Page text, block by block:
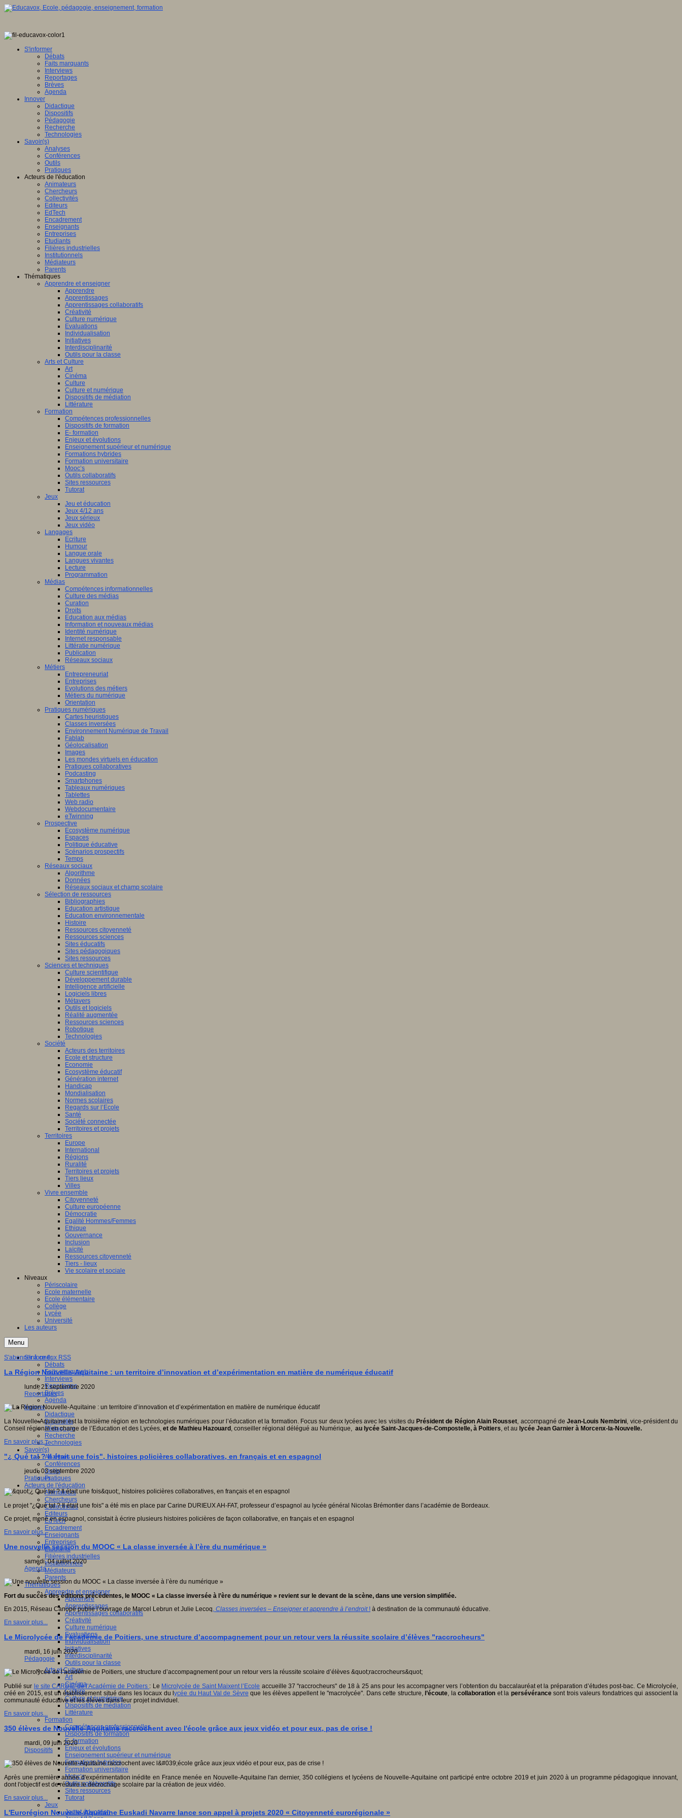
S'informer
Débats
Faits marquants
Interviews
Reportages
Brèves
Agenda
Innover
Didactique
Dispositifs
Pédagogie
Recherche
Technologies
Savoir(s)
Analyses
Conférences
Outils
Pratiques
Acteurs de l'éducation
Animateurs
Chercheurs
Collectivités
Editeurs
EdTech
Encadrement
Enseignants
Entreprises
Etudiants
Filières industrielles
Institutionnels
Médiateurs
Parents
Thématiques
Apprendre et enseigner
Apprendre
Apprentissages
Apprentissages collaboratifs
Créativité
Culture numérique
Evaluations
Individualisation
Initiatives
Interdisciplinarité
Outils pour la classe
Arts et Culture
Art
Cinéma
Culture
Culture et numérique
Dispositifs de médiation
Littérature
Formation
Compétences professionnelles
Dispositifs de formation
E- formation
Enjeux et évolutions
Enseignement supérieur et numérique
Formations hybrides
Formation universitaire
Mooc’s
Outils collaboratifs
Sites ressources
Tutorat
Jeux
Jeu et éducation
Jeux 4/12 ans
Jeux sérieux
Jeux vidéo
Langages
Ecriture
Humour
Langue orale
Langues vivantes
Lecture
Programmation
Médias
Compétences informationnelles
Culture des médias
Curation
Droits
Education aux médias
Information et nouveaux médias
Identité numérique
Internet responsable
Littératie numérique
Publication
Réseaux sociaux
Métiers
Entrepreneuriat
Entreprises
Evolutions des métiers
Métiers du numérique
Orientation
Pratiques numériques
Cartes heuristiques
Classes inversées
Environnement Numérique de Travail
Fablab
Géolocalisation
Images
Les mondes virtuels en éducation
Pratiques collaboratives
Podcasting
Smartphones
Tableaux numériques
Tablettes
Web radio
Webdocumentaire
eTwinning
Prospective
Ecosystème numérique
Espaces
Politique éducative
Scénarios prospectifs
Temps
Réseaux sociaux
Algorithme
Données
Réseaux sociaux et champ scolaire
Sélection de ressources
Bibliographies
Education artistique
Education environnementale
Histoire
Ressources citoyenneté
Ressources sciences
Sites éducatifs
Sites pédagogiques
Sites ressources
Sciences et techniques
Culture scientifique
Développement durable
Intelligence artificielle
Logiciels libres
Métavers
Outils et logiciels
Réalité augmentée
Ressources sciences
Robotique
Technologies
Société
Acteurs des territoires
Ecole et structure
Economie
Ecosystème éducatif
Génération internet
Handicap
Mondialisation
Normes scolaires
Regards sur l’Ecole
Santé
Société connectée
Territoires et projets
Territoires
Europe
International
Régions
Ruralité
Territoires et projets
Tiers lieux
Villes
Vivre ensemble
Citoyenneté
Culture européenne
Démocratie
Egalité Hommes/Femmes
Ethique
Gouvernance
Inclusion
Laïcité
Ressources citoyenneté
Tiers - lieux
Vie scolaire et sociale
Niveaux
Périscolaire
Ecole maternelle
Ecole élémentaire
Collège
Lycée
Université
Les auteurs
Menu
S'informer
Débats
Faits marquants
Interviews
Reportages
Brèves
Agenda
Innover
Didactique
Dispositifs
Pédagogie
Recherche
Technologies
Savoir(s)
Analyses
Conférences
Outils
Pratiques
Acteurs de l'éducation
Animateurs
Chercheurs
Collectivités
Editeurs
EdTech
Encadrement
Enseignants
Entreprises
Etudiants
Filières industrielles
Institutionnels
Médiateurs
Parents
Thématiques
Apprendre et enseigner
Apprendre
Apprentissages
Apprentissages collaboratifs
Créativité
Culture numérique
Evaluations
Individualisation
Initiatives
Interdisciplinarité
Outils pour la classe
Arts et Culture
Art
Cinéma
Culture
Culture et numérique
Dispositifs de médiation
Littérature
Formation
Compétences professionnelles
Dispositifs de formation
E- formation
Enjeux et évolutions
Enseignement supérieur et numérique
Formations hybrides
Formation universitaire
Mooc’s
Outils collaboratifs
Sites ressources
Tutorat
Jeux
Jeu et éducation
S'abonner à ce flux RSS
La Région Nouvelle-Aquitaine : un territoire d’innovation et d’expérimentation en matière de numérique éducatif
lundi, 21 septembre 2020
Reportages
La Nouvelle-Aquitaine est la troisième région en technologies numériques pour l’éducation et la formation. Focus sur deux lycées avec les visites du Président de Région Alain Rousset, accompagné deJean-Louis Nembrini, vice-président du
Conseil régional en charge de l’Education et des Lycées, et de Mathieu Hazouard , conseiller régional délégué au Numérique, au lycée Saint-Jacques-de-Compostelle, à Poitiers, et au lycée Jean Garnier à Morcenx-la-Nouvelle.
En savoir plus...
"¿ Qué tal ? Il était une fois", histoires policières collaboratives, en français et en espagnol
jeudi, 03 septembre 2020
Pratiques
Le projet "¿Qué tal ? Il était une fois" a été mis en place par Carine DURIEUX AH-FAT, professeur d’espagnol au lycée général Nicolas Brémontier dans l’académie de Bordeaux.
Ce projet, mené en espagnol, consistait à écrire plusieurs histoires policières de façon collaborative, en français et en espagnol
En savoir plus...
Une nouvelle session du MOOC « La classe inversée à l’ère du numérique »
samedi, 04 juillet 2020
Agenda
Fort du succès des éditions précédentes, le MOOC « La classe inversée à l’ère du numérique » revient sur le devant de la scène, dans une version simplifiée.
En 2015, Réseau Canopé publie l’ouvrage de Marcel Lebrun et Julie Lecoq, Classes inversées – Enseigner et apprendre à l’endroit! à destination de la communauté éducative.
En savoir plus...
Le Microlycée de l’académie de Poitiers, une structure d’accompagnement pour un retour vers la réussite scolaire d’élèves "raccrocheurs"
mardi, 16 juin 2020
Pédagogie
Publié sur le site CARDIE de l'Académie de Poitiers : Le Microlycée de Saint Maixent l’Ecole accueille 37 "raccrocheurs" de 18 à 25 ans pour les accompagner vers l’obtention du baccalauréat et la préparation d’études post-bac. Ce Microlycée,
créé en 2015, est un établissement situé dans les locaux du lycée du Haut Val de Sèvre que les élèves appellent le "macrolycée". Dans cette structure, l’écoute, lacollaboration et la persévérancesont trois valeurs fondatrices qui associent la
communauté éducative et les élèves dans leur projet individuel.
En savoir plus...
350 élèves de Nouvelle-Aquitaine raccrochent avec l'école grâce aux jeux vidéo et pour eux, pas de crise !
mardi, 09 juin 2020
Dispositifs
Après une première année d'expérimentation inédite en France menée en Nouvelle-Aquitaine l'an dernier, 350 collégiens et lycéens de Nouvelle-Aquitaine ont participé entre octobre 2019 et juin 2020 à un programme pédagogique innovant,
dont l'objectif est de réduire le décrochage scolaire par la création de jeux vidéo.
En savoir plus...
L'Eurorégion Nouvelle-Aquitaine Euskadi Navarre lance son appel à projets 2020 « Citoyenneté eurorégionale »